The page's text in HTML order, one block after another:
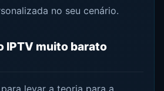
no seu cenário.
IPTV muito barato